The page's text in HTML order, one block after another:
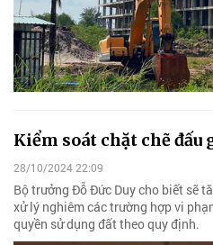
Kiểm soát chặt chẽ đấu
28/10/2024 22:09
Bộ trưởng Đỗ Đức Duy cho biết sẽ
xử lý nghiêm các trường hợp vi
quyền sử dụng đất theo quy định.